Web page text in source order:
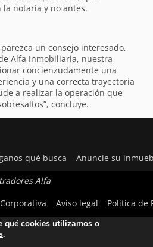
notaría y no antes.
un consejo interesado,
Alfa Inmobiliaria, nuestra
concienzudamente una
y una correcta trayectoria
a realizar la operación que
concluye.
qué busca Anuncie su
Alfa
Aviso legal Política de
la mejor experiencia en
qué cookies utilizamos o
.